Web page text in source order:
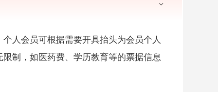
人会员可根据需要开具抬头为会员个人
制，如医药费、学历教育等的票据信息